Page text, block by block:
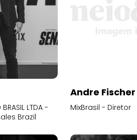
BRASIL LTDA -
Brazil
Andre Fischer
MixBrasil - Diretor